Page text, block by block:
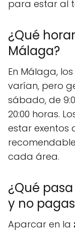
para estar al
¿Qué
Málaga?
En Málaga,
varían, pero
sábado, de
20:00 horas.
estar exentos
cada área.
¿Qué
y no
Aparcar en la